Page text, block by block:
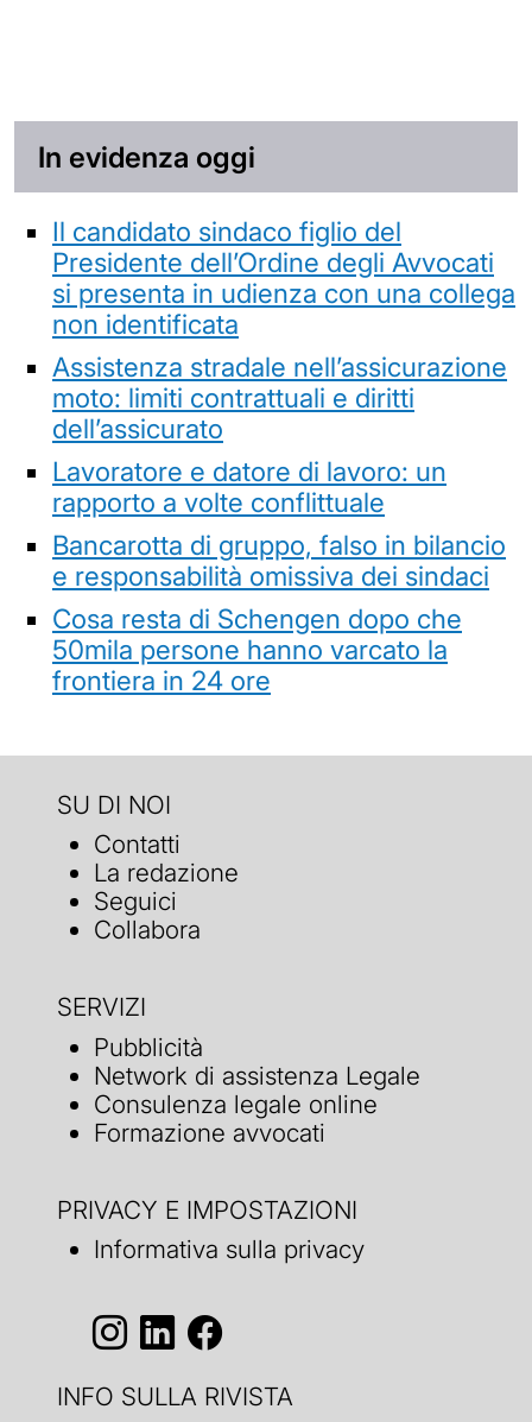
In evidenza oggi
Il candidato sindaco figlio del
Presidente dell’Ordine degli Avvocati
si presenta in udienza con una collega
non identificata
Assistenza stradale nell’assicurazione
moto: limiti contrattuali e diritti
dell’assicurato
Lavoratore e datore di lavoro: un
rapporto a volte conflittuale
Bancarotta di gruppo, falso in bilancio
e responsabilità omissiva dei sindaci
Cosa resta di Schengen dopo che
50mila persone hanno varcato la
frontiera in 24 ore
SU DI NOI
Contatti
La redazione
Seguici
Collabora
SERVIZI
Pubblicità
Network di assistenza Legale
Consulenza legale online
Formazione avvocati
PRIVACY E IMPOSTAZIONI
Informativa sulla privacy
INFO SULLA RIVISTA